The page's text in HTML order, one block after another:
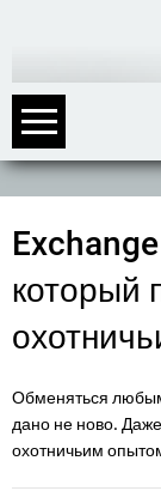
который
Обменяться
дано не ново.
охотничьим